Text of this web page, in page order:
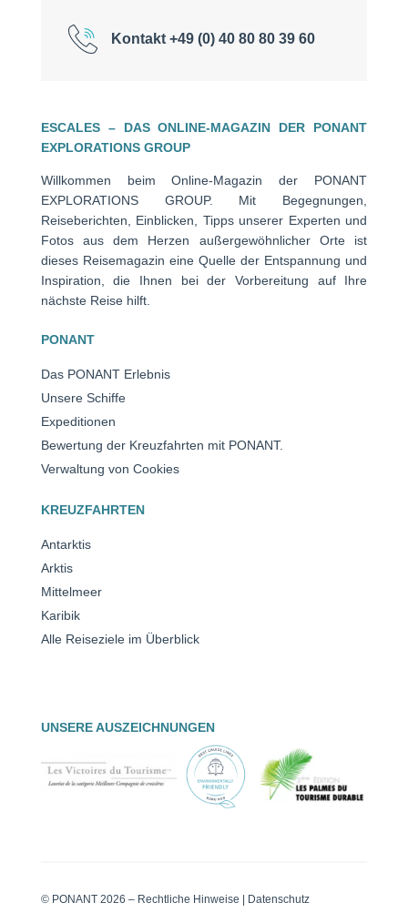
Kontakt +49 (0) 40 80 80 39 60
ESCALES – DAS ONLINE-MAGAZIN DER PONANT
EXPLORATIONS GROUP
Willkommen beim Online-Magazin der PONANT
EXPLORATIONS GROUP. Mit Begegnungen,
Reiseberichten, Einblicken, Tipps unserer Experten und
Fotos aus dem Herzen außergewöhnlicher Orte ist
dieses Reisemagazin eine Quelle der Entspannung und
Inspiration, die Ihnen bei der Vorbereitung auf Ihre
nächste Reise hilft.
PONANT
Das PONANT Erlebnis
Unsere Schiffe
Expeditionen
Bewertung der Kreuzfahrten mit PONANT.
Verwaltung von Cookies
KREUZFAHRTEN
Antarktis
Arktis
Mittelmeer
Karibik
Alle Reiseziele im Überblick
UNSERE AUSZEICHNUNGEN
© PONANT 2026 – Rechtliche Hinweise | Datenschutz